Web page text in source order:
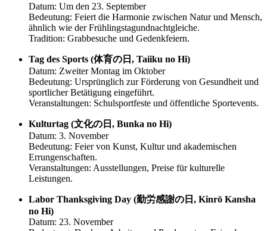
Datum: Um den 23. September
Bedeutung: Feiert die Harmonie zwischen Natur und Mensch,
ähnlich wie der Frühlingstagundnachtgleiche.
Tradition: Grabbesuche und Gedenkfeiern.
Tag des Sports (体育の日, Taiiku no Hi)
Datum: Zweiter Montag im Oktober
Bedeutung: Ursprünglich zur Förderung von Gesundheit und
sportlicher Betätigung eingeführt.
Veranstaltungen: Schulsportfeste und öffentliche Sportevents.
Kulturtag (文化の日, Bunka no Hi)
Datum: 3. November
Bedeutung: Feier von Kunst, Kultur und akademischen
Errungenschaften.
Veranstaltungen: Ausstellungen, Preise für kulturelle
Leistungen.
Labor Thanksgiving Day (勤労感謝の日, Kinrō Kansha
no Hi)
Datum: 23. November